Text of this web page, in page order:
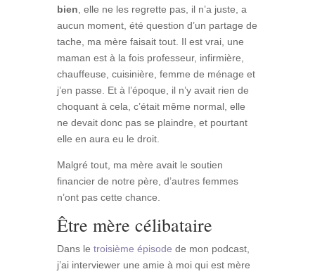
bien , elle ne les regrette pas, il n’a juste, a
aucun moment, été question d’un partage de
tache, ma mère faisait tout. Il est vrai, une
maman est à la fois professeur, infirmière,
chauffeuse, cuisinière, femme de ménage et
j’en passe. Et à l’époque, il n’y avait rien de
choquant à cela, c’était même normal, elle
ne devait donc pas se plaindre, et pourtant
elle en aura eu le droit.
Malgré tout, ma mère avait le soutien
financier de notre père, d’autres femmes
n’ont pas cette chance.
Être mère célibataire
Dans le troisième épisode de mon podcast,
j’ai interviewer une amie à moi qui est mère